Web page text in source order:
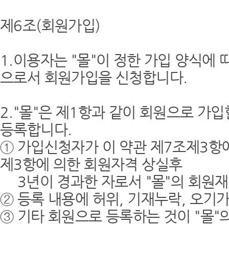
제6조(회원가입)
1.이용자는 "몰"이 정한 가입 양식에
으로서 회원가입을 신청합니다.
2."몰"은 제1항과 같이 회원으로 가
등록합니다.
① 가입신청자가 이 약관 제7조제3항
제3항에 의한 회원자격 상실후
3년이 경과한 자로서 "몰"의 회원
② 등록 내용에 허위, 기재누락, 오기
③ 기타 회원으로 등록하는 것이 "몰"